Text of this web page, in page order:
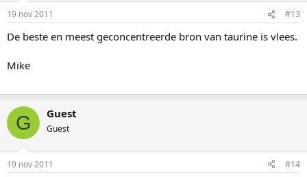
19 nov 2011 #13
De beste en meest geconcentreerde bron van taurine is vlees.
Mike
G Guest
Guest
19 nov 2011 #14